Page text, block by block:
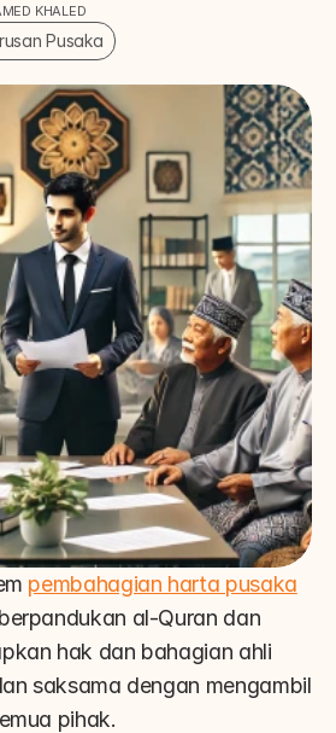
KHALED
Pusaka
pembahagian harta pusaka
al-Quran dan
hak dan bahagian ahli
saksama dengan mengambil
pihak.